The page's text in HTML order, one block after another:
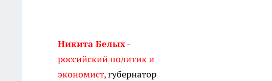
Никита Белых-
российский политик и
экономист,губернатор